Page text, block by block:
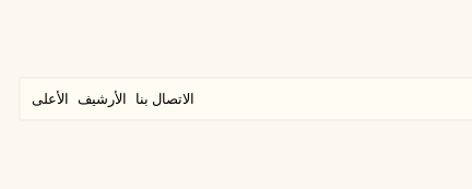
الاتصال بنا الأرشيف الأعلى